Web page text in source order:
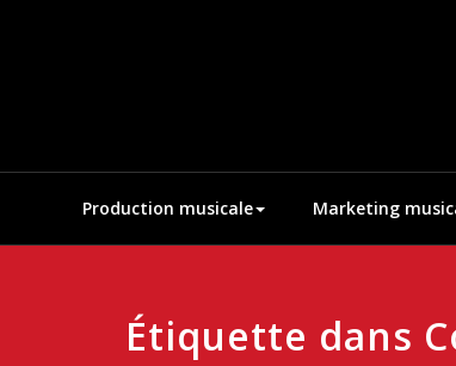
Production musicale Marketing
Étiquette dans